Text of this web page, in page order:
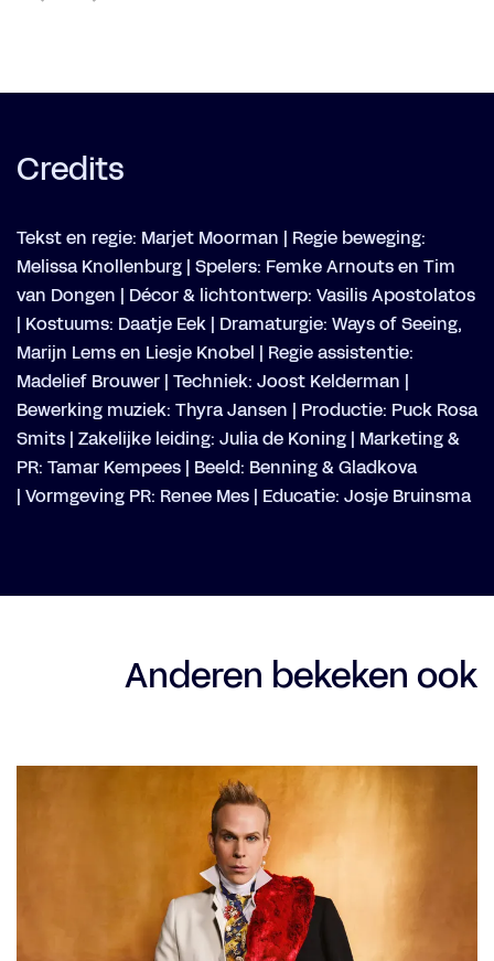
Credits
Tekst en regie: Marjet Moorman | Regie beweging:
Melissa Knollenburg | Spelers: Femke Arnouts en Tim
van Dongen | Décor & lichtontwerp: Vasilis Apostolatos
| Kostuums: Daatje Eek | Dramaturgie: Ways of Seeing,
Marijn Lems en Liesje Knobel | Regie assistentie:
Madelief Brouwer | Techniek: Joost Kelderman |
Bewerking muziek: Thyra Jansen | Productie: Puck Rosa
Smits | Zakelijke leiding: Julia de Koning | Marketing &
PR: Tamar Kempees | Beeld: Benning & Gladkova
| Vormgeving PR: Renee Mes | Educatie: Josje Bruinsma
Anderen bekeken ook